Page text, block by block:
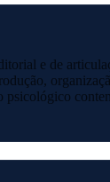
e de
psicológico